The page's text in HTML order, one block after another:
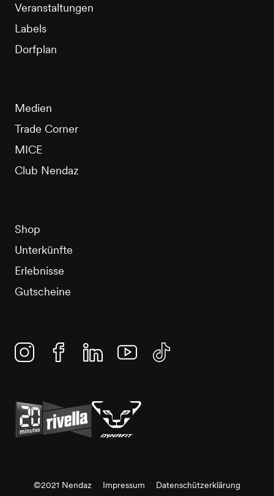
Veranstaltungen
Labels
Dorfplan
Medien
Trade Corner
MICE
Club Nendaz
Shop
Unterkünfte
Erlebnisse
Gutscheine
©2021 Nendaz Impressum Datenschützerklärung